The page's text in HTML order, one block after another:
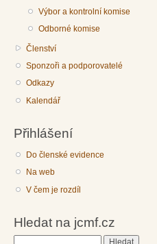
Výbor a kontrolní komise
Odborné komise
Členství
Sponzoři a podporovatelé
Odkazy
Kalendář
Přihlášení
Do členské evidence
Na web
V čem je rozdíl
Hledat na jcmf.cz